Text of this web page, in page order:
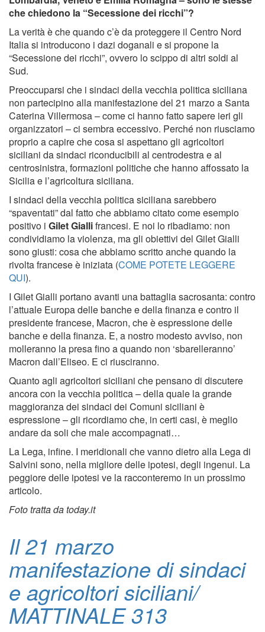
che chiedono la “Secessione dei ricchi”?
La verità è che quando c’è da proteggere il Centro Nord
Italia si introducono i dazi doganali e si propone la
“Secessione dei ricchi”, ovvero lo scippo di altri soldi al
Sud.
Preoccuparsi che i sindaci della vecchia politica siciliana
non partecipino alla manifestazione del 21 marzo a Santa
Caterina Villermosa – come ci hanno fatto sapere ieri gli
organizzatori – ci sembra eccessivo. Perché non riusciamo
proprio a capire che cosa si aspettano gli agricoltori
siciliani da sindaci riconducibili al centrodestra e al
centrosinistra, formazioni politiche che hanno affossato la
Sicilia e l’agricoltura siciliana.
I sindaci della vecchia politica siciliana sarebbero
“spaventati” dal fatto che abbiamo citato come esempio
positivo i Gilet Giallifrancesi. E noi lo ribadiamo: non
condividiamo la violenza, ma gli obiettivi del Gilet Gialli
sono giusti: cosa che abbiamo scritto anche quando la
rivolta francese è iniziata (COME POTETE LEGGERE
QUI).
I Gilet Gialli portano avanti una battaglia sacrosanta: contro
l’attuale Europa delle banche e della finanza e contro il
presidente francese, Macron, che è espressione delle
banche e della finanza. E, a nostro modesto avviso, non
molleranno la presa fino a quando non ‘sbarelleranno’
Macron dall’Eliseo. E ci riusciranno.
Quanto agli agricoltori siciliani che pensano di discutere
ancora con la vecchia politica – della quale la grande
maggioranza dei sindaci dei Comuni siciliani è
espressione – gli ricordiamo che, in certi casi, è meglio
andare da soli che male accompagnati…
La Lega, infine. I meridionali che vanno dietro alla Lega di
Salvini sono, nella migliore delle ipotesi, degli ingenui. La
peggiore delle ipotesi ve la racconteremo in un prossimo
articolo.
Foto tratta da today.it
Il 21 marzo
manifestazione di sindaci
e agricoltori siciliani/
MATTINALE 313